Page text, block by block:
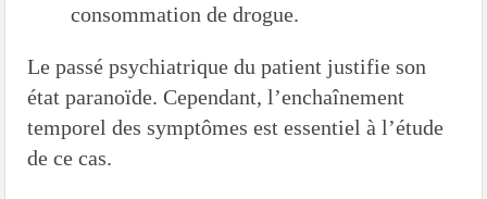
consommation de drogue.
Le passé psychiatrique du patient justifie son
état paranoïde. Cependant, l’enchaînement
temporel des symptômes est essentiel à l’étude
de ce cas.